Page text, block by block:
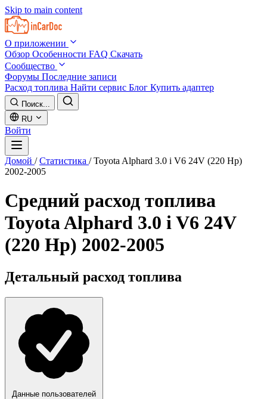
Skip to main content
О приложении
Обзор Особенности FAQ Скачать
Сообщество
Форумы Последние записи
Расход топлива Найти сервис Блог Купить адаптер
Поиск...
RU
Войти
Домой / Статистика / Toyota Alphard 3.0 i V6 24V (220 Hp)
2002-2005
Средний расход топлива
Toyota Alphard 3.0 i V6 24V
(220 Hp) 2002-2005
Детальный расход топлива
Данные пользователей